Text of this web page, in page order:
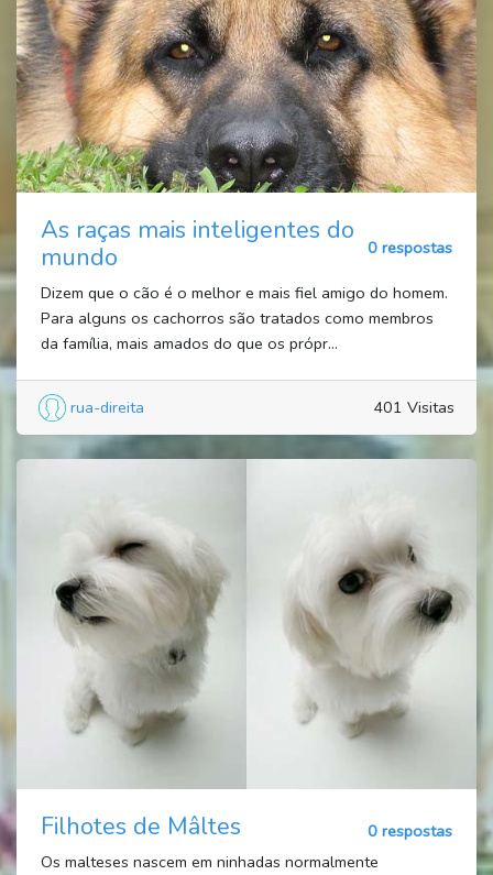
As raças mais inteligentes do
mundo
0 respostas
Dizem que o cão é o melhor e mais fiel amigo do homem.
Para alguns os cachorros são tratados como membros
da família, mais amados do que os própr...
rua-direita 401 Visitas
Filhotes de Mâltes
0 respostas
Os malteses nascem em ninhadas normalmente